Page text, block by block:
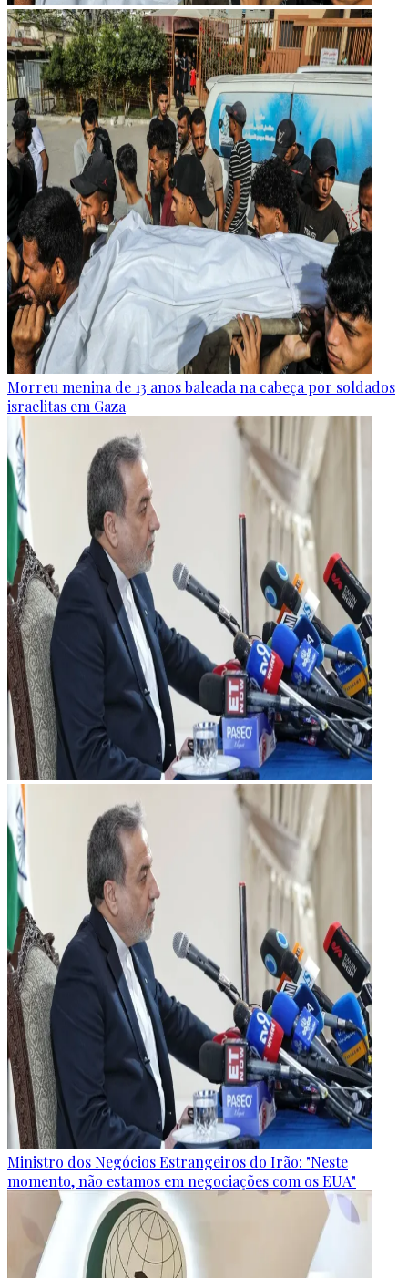
Morreu menina de 13 anos baleada na cabeça por soldados
israelitas em Gaza
Ministro dos Negócios Estrangeiros do Irão: "Neste
momento, não estamos em negociações com os EUA"